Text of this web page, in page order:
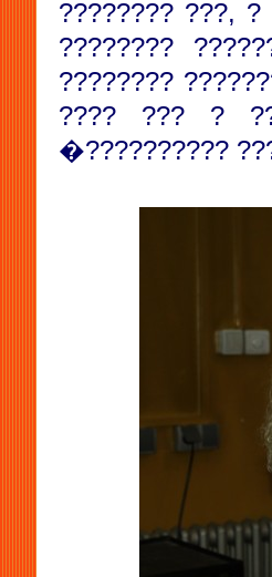
???????? ???,
????????
????????
???? ??? ?
�??????????